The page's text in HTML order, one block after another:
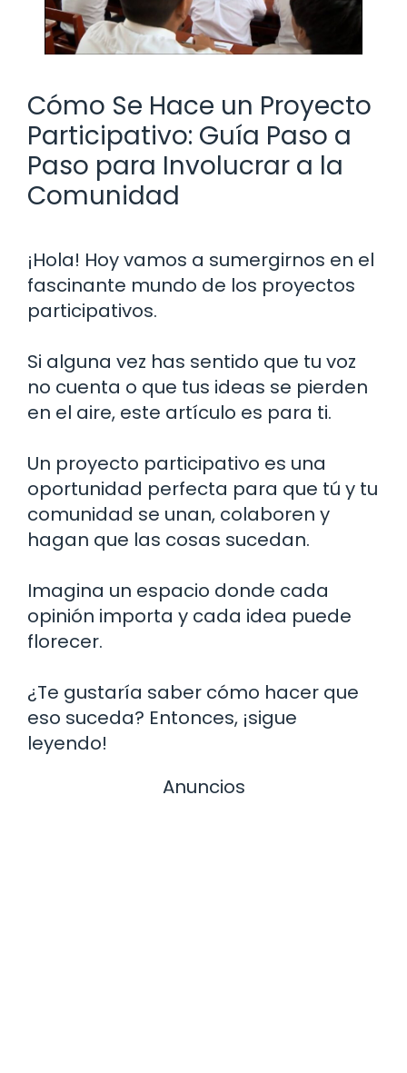
Cómo Se Hace un Proyecto
Participativo: Guía Paso a
Paso para Involucrar a la
Comunidad
¡Hola! Hoy vamos a sumergirnos en el
fascinante mundo de los proyectos
participativos.
Si alguna vez has sentido que tu voz
no cuenta o que tus ideas se pierden
en el aire, este artículo es para ti.
Un proyecto participativo es una
oportunidad perfecta para que tú y tu
comunidad se unan, colaboren y
hagan que las cosas sucedan.
Imagina un espacio donde cada
opinión importa y cada idea puede
florecer.
¿Te gustaría saber cómo hacer que
eso suceda? Entonces, ¡sigue
leyendo!
Anuncios